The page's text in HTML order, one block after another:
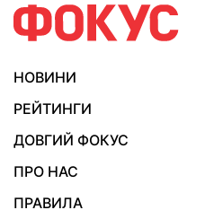
НОВИНИ
РЕЙТИНГИ
ДОВГИЙ ФОКУС
ПРО НАС
ПРАВИЛА